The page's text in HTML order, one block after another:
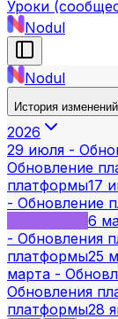
Уроки
Nodul
Nodul
История изменений
2026
29 июля -
Обновление
платформы17
- Обновление
6
- Обновления
платформы25
марта -
Обновления
платформы28